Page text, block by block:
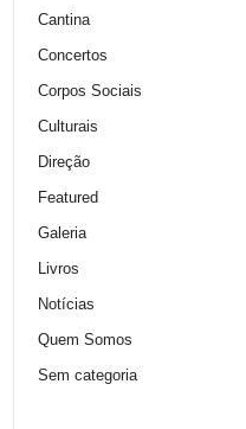
Cantina
Concertos
Corpos Sociais
Culturais
Direção
Featured
Galeria
Livros
Notícias
Quem Somos
Sem categoria